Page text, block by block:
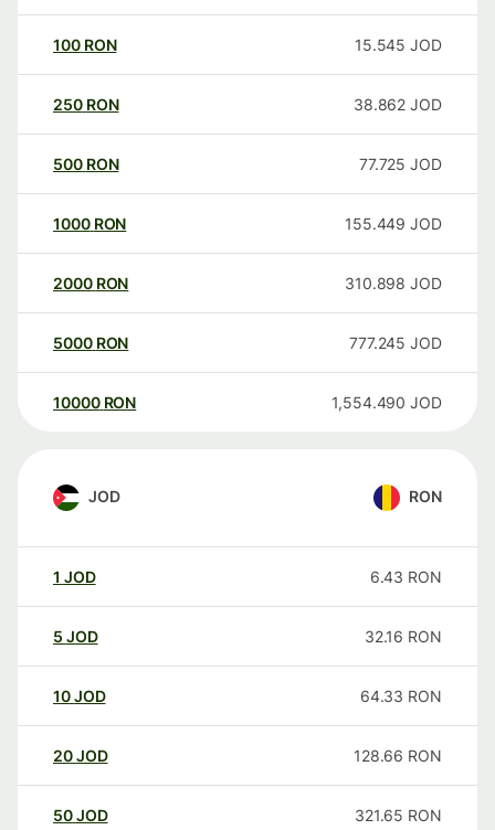
100 RON 15.545 JOD
250 RON 38.862 JOD
500 RON 77.725 JOD
1000 RON 155.449 JOD
2000 RON 310.898 JOD
5000 RON 777.245 JOD
10000 RON 1,554.490 JOD
JOD RON
1 JOD 6.43 RON
5 JOD 32.16 RON
10JOD 64.33 RON
20JOD 128.66 RON
50JOD 321.65 RON